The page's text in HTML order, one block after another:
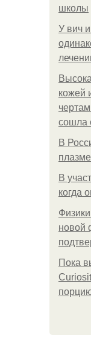
школы
У вич
кожей
сошла
В
В
когда
новой
Пока